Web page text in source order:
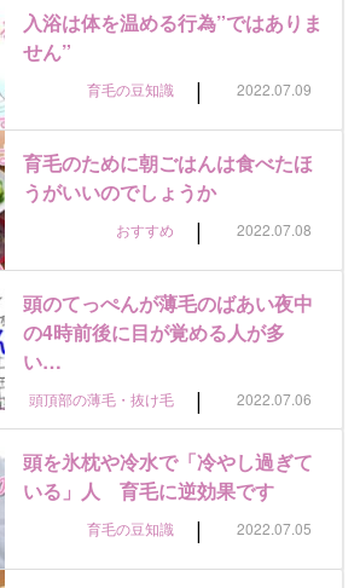
入浴は体を温める行為”ではありま
せん”
育毛の豆知識 | 2022.07.09
育毛のために朝ごはんは食べたほ
うがいいのでしょうか
おすすめ | 2022.07.08
頭のてっぺんが薄毛のばあい夜中
の4時前後に目が覚める人が多
い…
頭頂部の薄毛・抜け毛 | 2022.07.06
頭を氷枕や冷水で「冷やし過ぎて
いる」人 育毛に逆効果です
育毛の豆知識 | 2022.07.05